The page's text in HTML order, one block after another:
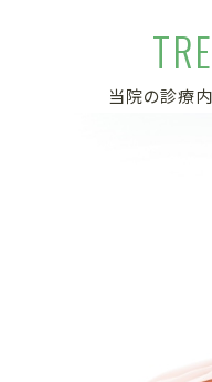
当院の診療